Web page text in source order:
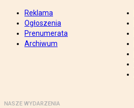
Reklama
Ogłoszenia
Prenumerata
Archiwum
NASZE WYDARZENIA